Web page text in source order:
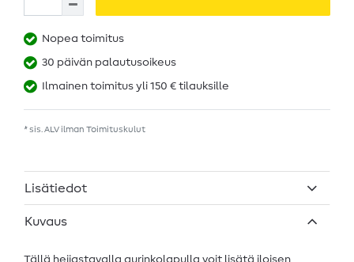
Nopea toimitus
30 päivän palautusoikeus
Ilmainen toimitus yli 150 € tilauksille
* sis. ALV ilman Toimituskulut
Lisätiedot
Kuvaus
Tällä heijastavalla aurinkolapulla voit lisätä iloisen